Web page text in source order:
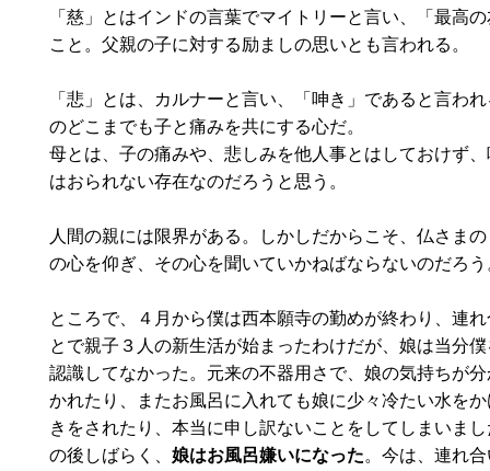
「慈」とはインドの言葉でマイトリーと言い、「最高
こと。父親の子に対する励ましの思いとも言われる。
「悲」とは、カルナーと言い、「呻き」であると言わ
のどこまでも子と痛みを共にする心だ。
母とは、子の痛みや、悲しみを他人事とはしておけず
はおられない存在なのだろうと思う。
人間の親には限界がある。しかしだからこそ、仏さま
の心を仰ぎ、その心を聞いていかねばならないのだろう
ところで、４月から僕は西本願寺の勤めが終わり、連
とで親子３人の新生活が始まったわけだが、娘は当分
認識してなかった。元来の不器用さで、娘の気持ちが
かれたり、またお風呂に入れても娘に少々冷たい水を
きをされたり、本当に申し訳ないことをしてしまいま
の後しばらく、 娘はお風呂嫌いになった。今は、連れ